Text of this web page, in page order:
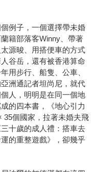
例子，一個選擇帶未婚
籍部落客Winny、帶著
源晙、用搭便車的方式
谷岳，還有被香港算命
用步行、船隻、公車、
洲通記者坦尚尼，就代
人，明明是在同一個地
的四本書，《地心引力
35個國家，拉著未婚夫飛
十歲的成人禮：搭車去
的重整遊戲》，卻幾乎